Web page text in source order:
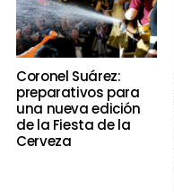
Coronel Suárez:
preparativos para
una nueva edición
de la Fiesta de la
Cerveza